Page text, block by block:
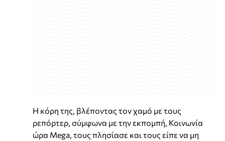
Η κόρη της, βλέποντας τον χαμό με τους
ρεπόρτερ, σύμφωνα με την εκπομπή, Κοινωνία
ώρα Mega, τους πλησίασε και τους είπε να μη